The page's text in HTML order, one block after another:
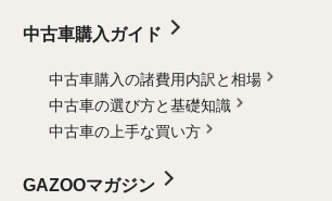
中古車購入ガイド
中古車購入の諸費用内訳と相場
中古車の選び方と基礎知識
中古車の上手な買い方
GAZOOマガジン